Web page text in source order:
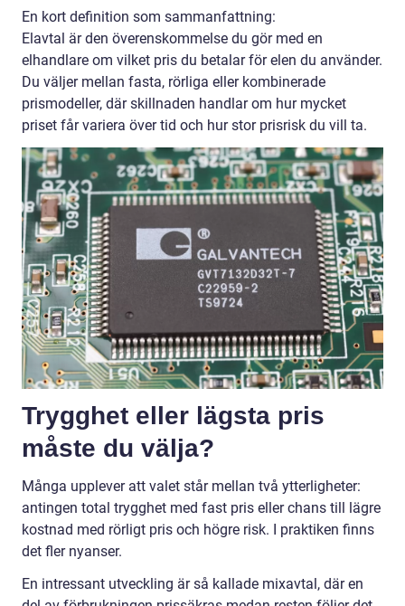
En kort definition som sammanfattning:
Elavtal är den överenskommelse du gör med en
elhandlare om vilket pris du betalar för elen du använder.
Du väljer mellan fasta, rörliga eller kombinerade
prismodeller, där skillnaden handlar om hur mycket
priset får variera över tid och hur stor prisrisk du vill ta.
Trygghet eller lägsta pris
måste du välja?
Många upplever att valet står mellan två ytterligheter:
antingen total trygghet med fast pris eller chans till lägre
kostnad med rörligt pris och högre risk. I praktiken finns
det fler nyanser.
En intressant utveckling är så kallade mixavtal, där en